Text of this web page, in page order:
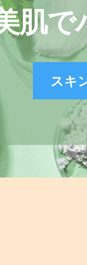
肌で
スキ